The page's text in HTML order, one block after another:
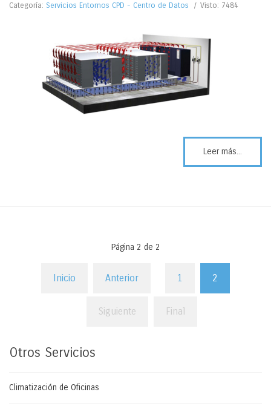
Categoría: Servicios Entornos CPD - Centro de Datos Visto: 7484
Leer más...
Página 2 de 2
Inicio Anterior 1 2
Siguiente Final
Otros Servicios
Climatización de Oficinas